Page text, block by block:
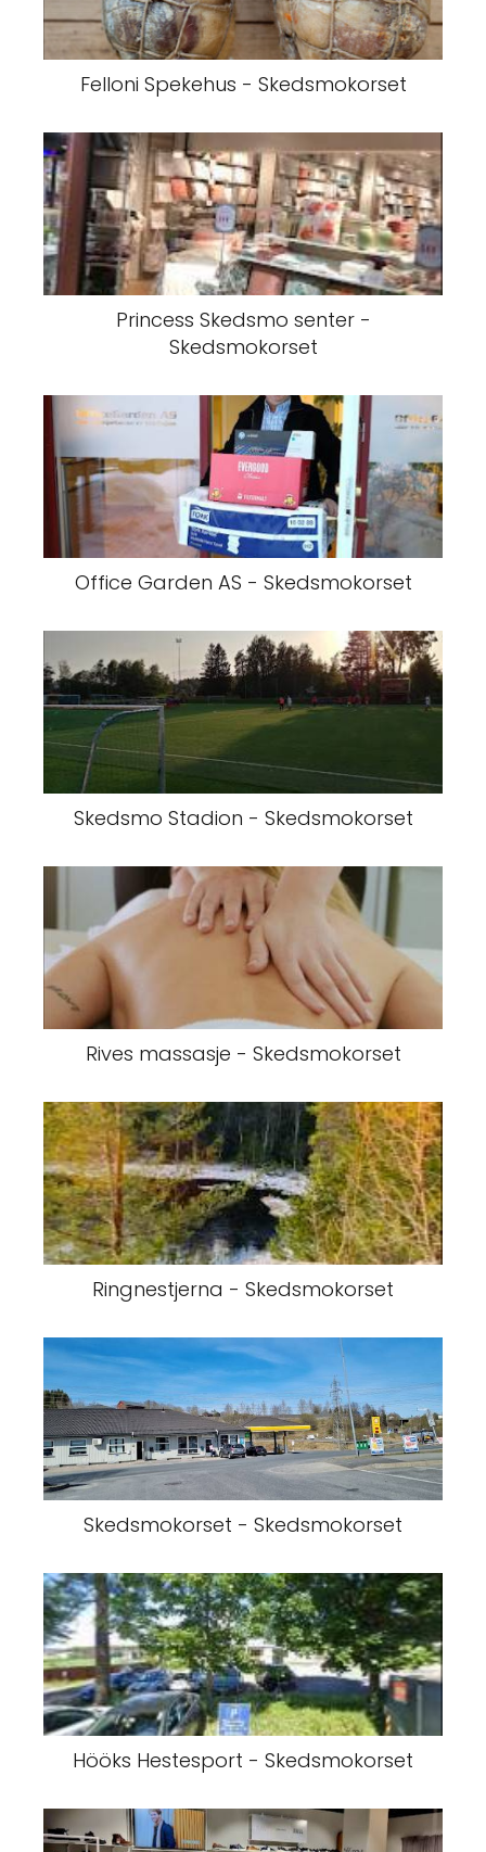
Felloni Spekehus - Skedsmokorset
Princess Skedsmo senter -
Skedsmokorset
Office Garden AS - Skedsmokorset
Skedsmo Stadion - Skedsmokorset
Rives massasje - Skedsmokorset
Ringnestjerna - Skedsmokorset
Skedsmokorset - Skedsmokorset
Hööks Hestesport - Skedsmokorset